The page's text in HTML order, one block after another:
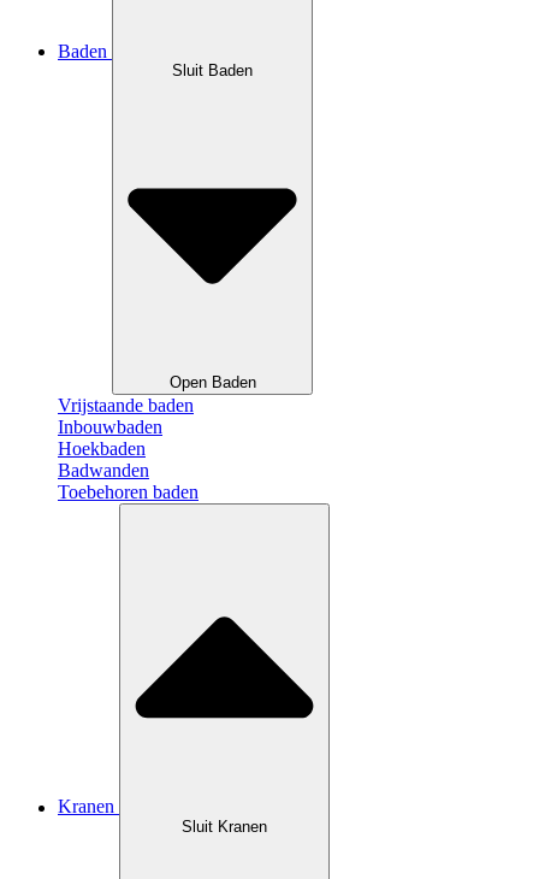
Baden
Sluit Baden
Open Baden
Vrijstaande baden
Inbouwbaden
Hoekbaden
Badwanden
Toebehoren baden
Kranen
Sluit Kranen